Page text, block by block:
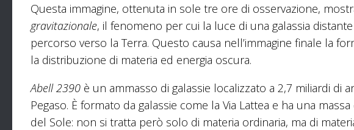
Questa immagine, ottenuta in sole tre ore di osservazione,
gravitazionale, il fenomeno per cui la luce di una galassia
percorso verso la Terra. Questo causa nell’immagine finale la
la distribuzione di materia ed energia oscura.
Abell 2390 è un ammasso di galassie localizzato a 2,7 miliardi di
Pegaso. È formato da galassie come la Via Lattea e ha una
del Sole: non si tratta però solo di materia ordinaria, ma di